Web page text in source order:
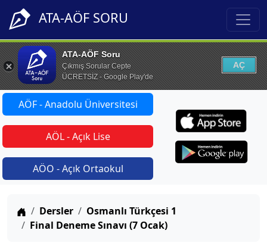
ATA-AÖF SORU
ATA-AÖF Soru
Çıkmış Sorular Cepte
ÜCRETSİZ - Google Play'de
AÇ
AÖF - Anadolu Üniversitesi
AÖL - Açık Lise
AÖO - Açık Ortaokul
Anasayfa
Dersler
Osmanlı Türkçesi 1
Final Deneme Sınavı (7 Ocak)